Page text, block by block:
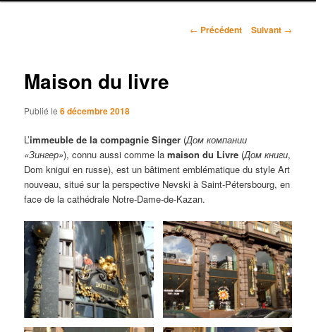
N
o
n
d
e
s
a
r
t
i
c
l
e
s
← Précédent Suivant →
Maison du livre
Publié le6 décembre 2018
L’immeuble de la compagnie Singer (Дом компании
«Зингер»), connu aussi comme lamaison du Livre (Дом книги,
Dom knigui en russe), est un bâtiment emblématique du style Art
nouveau, situé sur la perspective Nevski à Saint-Pétersbourg, en
face de la cathédrale Notre-Dame-de-Kazan.